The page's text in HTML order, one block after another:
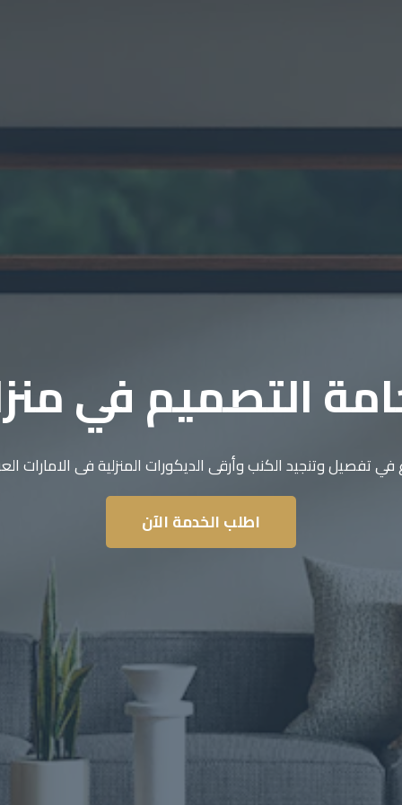
التصميم في
في تفصيل وتنجيد الكنب وأرقى الديكورات المنزلية فى الامارات
اطلب الخدمة الآن